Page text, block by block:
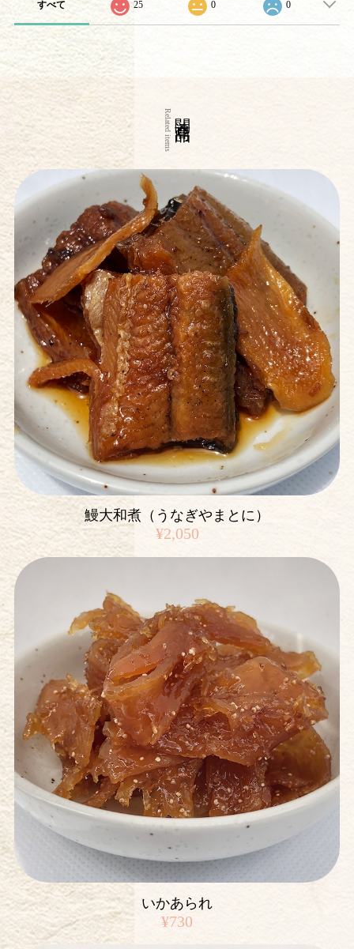
すべて 25 0 0
Related items
鰻大和煮（うなぎやまとに）
¥2,050
いかあられ
¥730